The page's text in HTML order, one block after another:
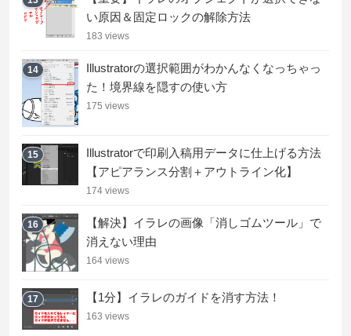
い原因＆固定ロックの解除方法
183 views
14
Illustratorの選択範囲がわかんなくなっちゃっ
た！境界線を隠すの使い方
175 views
15
Illustratorで印刷入稿用データに仕上げる方法
【アピアランス分割＋アウトライン化】
174 views
16
【解決】イラレの画像「消しゴムツール」で
消えない理由
164 views
17 【1分】イラレのガイドを消す方法！
163 views